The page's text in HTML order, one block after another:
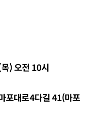
) 오전 10시
포대로4다길 41(마포